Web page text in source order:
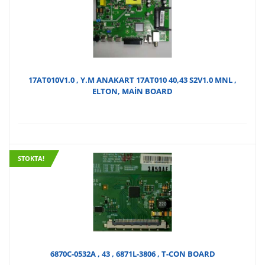
17AT010V1.0 , Y.M ANAKART 17AT010 40,43 S2V1.0 MNL ,
ELTON, MAİN BOARD
STOKTA!
6870C-0532A , 43 , 6871L-3806 , T-CON BOARD